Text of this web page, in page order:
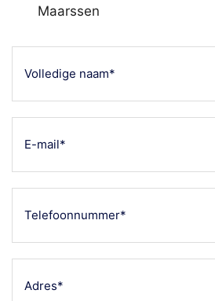
Maarssen
naam*
(Vereist)
mailadres
(Vereist)
(Vereist)
(Vereist)